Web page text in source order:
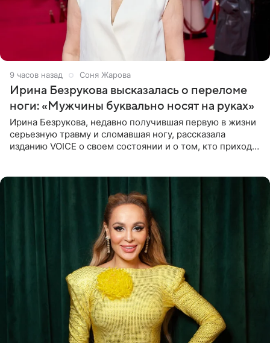
9 часов назад Соня Жарова
Ирина Безрукова высказалась о переломе
ноги: «Мужчины буквально носят на руках»
Ирина Безрукова, недавно получившая первую в жизни
серьезную травму и сломавшая ногу, рассказала
изданию VOICE о своем состоянии и о том, кто приходит